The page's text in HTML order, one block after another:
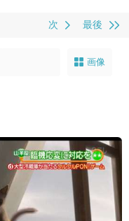
最後
次
画像